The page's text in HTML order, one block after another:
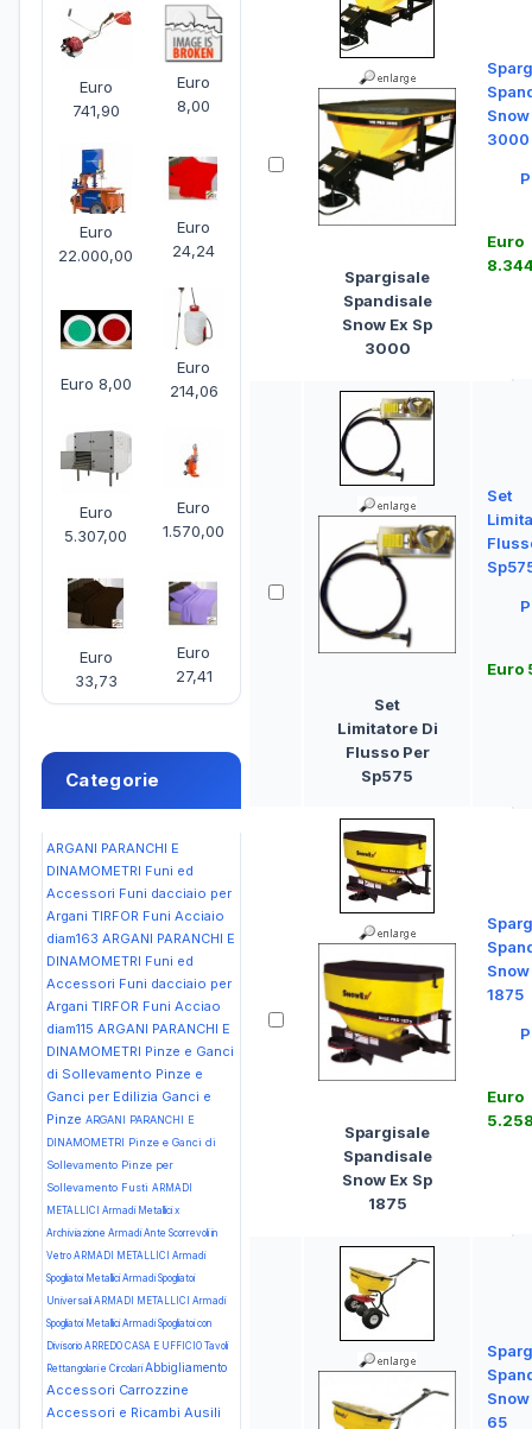
Euro
741,90
Euro
8,00
Euro
22.000,00
Euro
24,24
Euro 8,00
Euro
214,06
Euro
5.307,00
Euro
1.570,00
Euro
33,73
Euro
27,41
Categorie
ARGANI PARANCHI E
DINAMOMETRI Funi ed
Accessori Funi dacciaio per
Argani TIRFOR Funi Acciaio
diam163 ARGANI PARANCHI E
DINAMOMETRI Funi ed
Accessori Funi dacciaio per
Argani TIRFOR Funi Acciao
diam115 ARGANI PARANCHI E
DINAMOMETRI Pinze e Ganci
di Sollevamento Pinze e
Ganci per Edilizia Ganci e
Pinze ARGANI PARANCHI E
DINAMOMETRI Pinze e Ganci di
Sollevamento Pinze per
Sollevamento Fusti ARMADI
METALLICI Armadi Metallici x
Archiviazione Armadi Ante Scorrevoli in
Vetro ARMADI METALLICI Armadi
Spogliatoi Metallici Armadi Spogliatoi
UniversaliARMADI METALLICI Armadi
Spogliatoi Metallici Armadi Spogliatoi con
Divisorio ARREDO CASA E UFFICIO Tavoli
Rettangolari e CircolariAbbigliamento
Accessori Carrozzine
Accessori e Ricambi Ausili
Spargisale
Spandisale
Snow Ex Sp
3000
Snow
3000
Euro
Set
Limitatore Di
Flusso Per
Sp575
Set
Euro
Spargisale
Spandisale
Snow Ex Sp
1875
Snow
1875
Euro
Snow
65